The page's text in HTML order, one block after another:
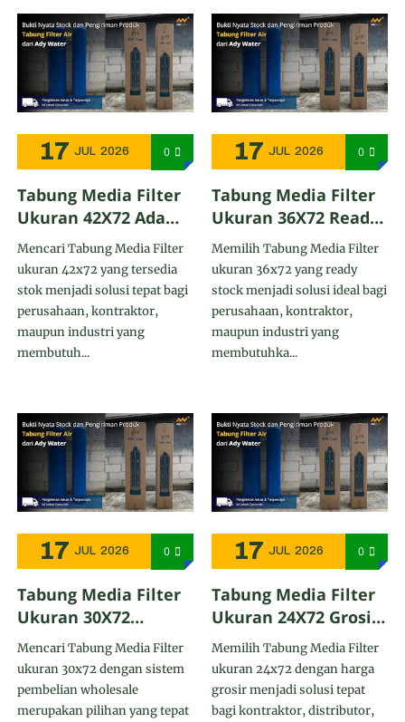
17 JUL 2026 0
Tabung Media Filter
Ukuran 42X72 Ada
Stock - Ady Water
Mendukung Suplai
ke Kupang
Mencari Tabung Media Filter
ukuran 42x72 yang tersedia
stok menjadi solusi tepat bagi
perusahaan, kontraktor,
maupun industri yang
membutuh...
17 JUL 2026 0
Tabung Media Filter
Ukuran 36X72 Ready
Stock - Ady Water
Mendukung
Distribusi ke
Kuningan
Memilih Tabung Media Filter
ukuran 36x72 yang ready
stock menjadi solusi ideal bagi
perusahaan, kontraktor,
maupun industri yang
membutuhka...
17 JUL 2026 0
Tabung Media Filter
Ukuran 30X72
Wholesale - Ady
Water Mendukung
Pengiriman ke Kulon
Progo
Mencari Tabung Media Filter
ukuran 30x72 dengan sistem
pembelian wholesale
merupakan pilihan yang tepat
17 JUL 2026 0
Tabung Media Filter
Ukuran 24X72 Grosir
- Ady Water
Menjangkau Banyak
Wilayah di Kudus
Memilih Tabung Media Filter
ukuran 24x72 dengan harga
grosir menjadi solusi tepat
bagi kontraktor, distributor,